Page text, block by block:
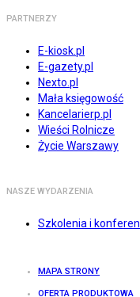
PARTNERZY
E-kiosk.pl
E-gazety.pl
Nexto.pl
Mała księgowość
Kancelarierp.pl
Wieści Rolnicze
Życie Warszawy
NASZE WYDARZENIA
Szkolenia i
MAPA STRONY
OFERTA PRODUKTOWA